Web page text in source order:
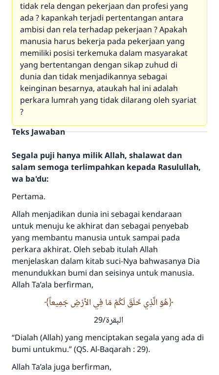
tidak rela dengan pekerjaan dan profesi yang
ada ? kapankah terjadi pertentangan antara
ambisi dan rela terhadap pekerjaan ? Apakah
manusia harus bekerja pada pekerjaan yang
memiliki posisi terkemuka dalam masyarakat
yang bertentangan dengan sikap zuhud di
dunia dan tidak menjadikannya sebagai
keinginan besarnya, ataukah hal ini adalah
perkara lumrah yang tidak dilarang oleh syariat
?
Teks Jawaban
Segala puji hanya milik Allah, shalawat dan
salam semoga terlimpahkan kepada Rasulullah,
wa ba'du:
Pertama.
Allah menjadikan dunia ini sebagai kendaraan
untuk menuju ke akhirat dan sebagai penyebab
yang membantu manusia untuk sampai pada
perkara akhirat. Oleh sebab itulah Allah
menjelaskan dalam kitab suci-Nya bahwasanya Dia
menundukkan bumi dan seisinya untuk manusia.
Allah Ta’ala berfirman,
هُوَ الَّذِي خَلَقَ لَكُمْ مَا فِي الأرْضِ جَمِيعاً
البقرة/29
“Dialah (Allah) yang menciptakan segala yang ada di
bumi untukmu.”(QS. Al-Baqarah : 29).
Allah Ta’ala juga berfirman,